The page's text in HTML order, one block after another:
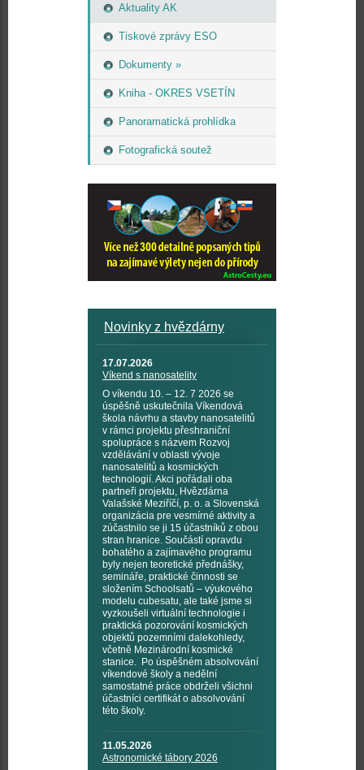
Aktuality AK
Tiskové zprávy ESO
Dokumenty »
Kniha - OKRES VSETÍN
Panoramatická prohlídka
Fotografická soutež
Novinky z hvězdárny
17.07.2026
Víkend s nanosatelity
O víkendu 10. – 12. 7 2026 se
úspěšně uskutečnila Víkendová
škola návrhu a stavby nanosatelitů
v rámci projektu přeshraniční
spolupráce s názvem Rozvoj
vzdělávání v oblasti vývoje
nanosatelitů a kosmických
technologií. Akci pořádali oba
partneři projektu, Hvězdárna
Valašské Meziříčí, p. o. a Slovenská
organizácia pre vesmírné aktivity a
zúčastnilo se ji 15 účastníků z obou
stran hranice. Součástí opravdu
bohatého a zajímavého programu
byly nejen teoretické přednášky,
semináře, praktické činnosti se
složením Schoolsatů – výukového
modelu cubesatu, ale také jsme si
vyzkoušeli virtuální technologie i
praktická pozorování kosmických
objektů pozemními dalekohledy,
včetně Mezinárodní kosmické
stanice. Po úspěšném absolvování
víkendové školy a nedělní
samostatné práce obdrželi všichni
účastníci certifikát o absolvování
této školy.
11.05.2026
Astronomické tábory 2026